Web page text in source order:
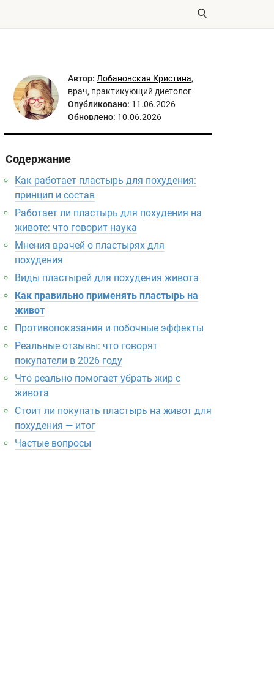
Автор: Лобановская Кристина,
врач, практикующий диетолог
Опубликовано: 11.06.2026
Обновлено: 10.06.2026
Содержание
Как работает пластырь для похудения:
принцип и состав
Работает ли пластырь для похудения на
животе: что говорит наука
Мнения врачей о пластырях для
похудения
Виды пластырей для похудения живота
Как правильно применять пластырь на
живот
Противопоказания и побочные эффекты
Реальные отзывы: что говорят
покупатели в 2026 году
Что реально помогает убрать жир с
живота
Стоит ли покупать пластырь на живот для
похудения — итог
Частые вопросы